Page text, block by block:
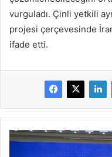
vurguladı. Çinli yetkili
projesi çerçevesinde
ifade etti.